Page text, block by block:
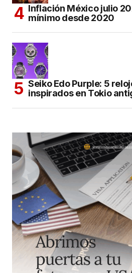
Inflación México julio
mínimo desde 2020
Seiko Edo Purple: 5
inspirados en Tokio